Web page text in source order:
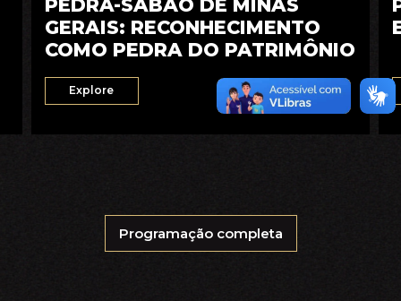
PEDRA-SABÃO DE MINAS
GERAIS: RECONHECIMENTO
COMO PEDRA DO PATRIMÔNIO
Explore
Programação completa